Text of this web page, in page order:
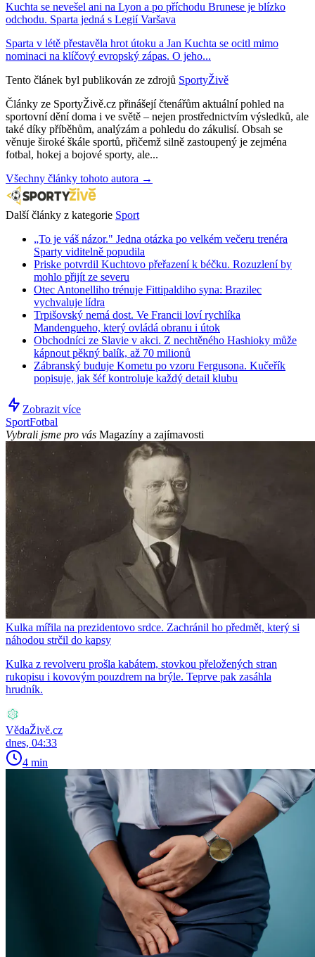
Kuchta se nevešel ani na Lyon a po příchodu Brunese je blízko
odchodu. Sparta jedná s Legií Varšava
Sparta v létě přestavěla hrot útoku a Jan Kuchta se ocitl mimo
nominaci na klíčový evropský zápas. O jeho...
Tento článek byl publikován ze zdrojů SportyŽivě
Články ze SportyŽivě.cz přinášejí čtenářům aktuální pohled na
sportovní dění doma i ve světě – nejen prostřednictvím výsledků, ale
také díky příběhům, analýzám a pohledu do zákulisí. Obsah se
věnuje široké škále sportů, přičemž silně zastoupený je zejména
fotbal, hokej a bojové sporty, ale...
Všechny články tohoto autora →
Další články z kategorie Sport
„To je váš názor." Jedna otázka po velkém večeru trenéra
Sparty viditelně popudila
Priske potvrdil Kuchtovo přeřazení k béčku. Rozuzlení by
mohlo přijít ze severu
Otec Antonelliho trénuje Fittipaldiho syna: Brazilec
vychvaluje lídra
Trpišovský nemá dost. Ve Francii loví rychlíka
Mandengueho, který ovládá obranu i útok
Obchodníci ze Slavie v akci. Z nechtěného Hashioky může
kápnout pěkný balík, až 70 milionů
Zábranský buduje Kometu po vzoru Fergusona. Kučeřík
popisuje, jak šéf kontroluje každý detail klubu
Zobrazit více
SportFotbal
Vybrali jsme pro vás Magazíny a zajímavosti
Kulka mířila na prezidentovo srdce. Zachránil ho předmět, který si
náhodou strčil do kapsy
Kulka z revolveru prošla kabátem, stovkou přeložených stran
rukopisu i kovovým pouzdrem na brýle. Teprve pak zasáhla
hrudník.
VědaŽivě.cz
dnes, 04:33
4 min